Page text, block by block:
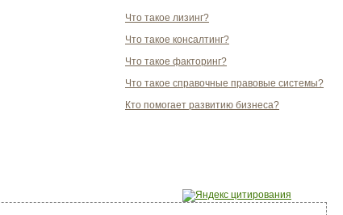
Что такое лизинг?
Что такое консалтинг?
Что такое факторинг?
Что такое справочные правовые системы?
Кто помогает развитию бизнеса?